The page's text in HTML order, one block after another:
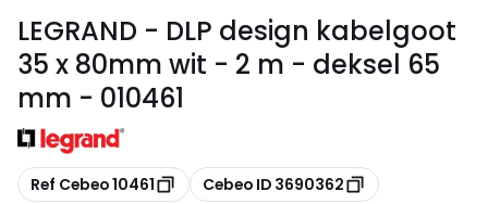
LEGRAND - DLP design kabelgoot
35 x 80mm wit - 2 m - deksel 65
mm - 010461
Kopiëren
Ref Cebeo 10461 Kopiëren
Cebeo ID 3690362